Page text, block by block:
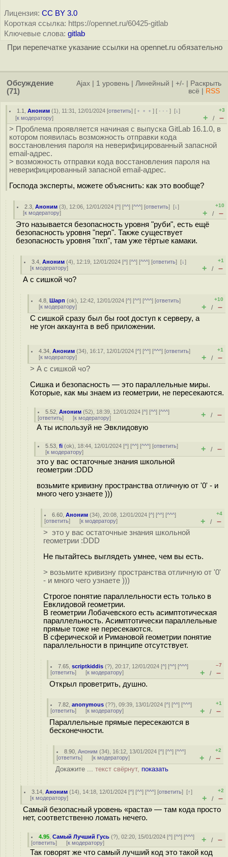
Лицензия: CC BY 3.0
Короткая ссылка: https://opennet.ru/60425-gitlab
Ключевые слова: gitlab
При перепечатке указание ссылки на opennet.ru обязательно
Обсуждение
(71)
Ajax 1 уровень Линейный +/-
Раскрыть
всё
RSS
1.1 ,Аноним (1), 11:31, 12/01/2024 [ответить] [ ﹢﹢﹢] [ · · ·][↓]
[к модератору]
+3
+ / –
> Проблема проявляется начиная с выпуска GitLab 16.1.0, в
котором появилась возможность отправки кода
восстановления пароля на неверифицированный запасной
email-адрес.
> возможность отправки кода восстановления пароля на
неверифицированный запасной email-адрес.
Господа эксперты, можете объяснить: как это вообще?
2.3 ,Аноним (3), 12:06, 12/01/2024 [^] [^^] [^^^] [ответить][↓]
[к модератору]
+10
+ / –
Это называется безопасность уровня "руби", есть ещё
безопасность уровня "перл". Также существует
безопасность уровня "пхп", там уже тёртые камаки.
3.4 ,Аноним (4), 12:19, 12/01/2024 [^] [^^] [^^^] [ответить][↓]
[к модератору]
+1
+ / –
А с сишкой чо?
4.8 ,Шарп (ok), 12:42, 12/01/2024 [^] [^^] [^^^] [ответить]
[к модератору]
+10
+ / –
С сишкой сразу был бы root доступ к серверу, а
не угон аккаунта в веб приложении.
4.34 ,Аноним (34), 16:17, 12/01/2024 [^] [^^] [^^^] [ответить]
[к модератору]
+1
+ / –
> А с сишкой чо?
Сишка и безопасность — это параллельные миры.
Которые, как мы знаем из геометрии, не пересекаются.
5.52 ,Аноним (52), 18:39, 12/01/2024 [^] [^^] [^^^]
[ответить] [к модератору] + / –
А ты используй не Эвклидовую
5.53 ,fi (ok), 18:44, 12/01/2024 [^] [^^] [^^^] [ответить]
[к модератору] + / –
это у вас остаточные знания школьной
геометрии :DDD
возьмите кривизну пространства отличную от '0' - и
много чего узнаете )))
6.60 ,Аноним (34), 20:08, 12/01/2024 [^] [^^] [^^^]
[ответить] [к модератору]
+4
+ / –
> это у вас остаточные знания школьной
геометрии :DDD
Не пытайтесь выглядеть умнее, чем вы есть.
> возьмите кривизну пространства отличную от '0'
- и много чего узнаете )))
Строгое понятие параллельности есть только в
Евклидовой геометрии.
В геометрии Лобачевского есть асимптотическая
параллельность. Асимптотически параллельные
прямые тоже не пересекаются.
В сферической и Римановой геометрии понятие
параллельности в принципе отсутствует.
7.65 ,scriptkiddis (?), 20:17, 12/01/2024 [^] [^^] [^^^]
[ответить] [к модератору]
–7
+ / –
Открыл проветрить, душно.
7.82 ,anonymous (??), 09:39, 13/01/2024 [^] [^^] [^^^]
[ответить] [к модератору]
+1
+ / –
Параллельные прямые пересекаются в
бесконечности.
8.90 ,Аноним (34), 16:12, 13/01/2024 [^] [^^] [^^^]
[ответить] [к модератору]
+2
+ / –
Докажите ... текст свёрнут, показать
3.14 ,Аноним (14), 14:18, 12/01/2024 [^] [^^] [^^^] [ответить][↑]
[к модератору]
+2
+ / –
Самый безопасный уровень «раста» — там кода просто
нет, соответственно ломать нечего.
4.95 ,Самый Лучший Гусь (?), 02:20, 15/01/2024 [^] [^^] [^^^]
[ответить] [к модератору] + / –
Так говорят же что самый лучший код это такой код